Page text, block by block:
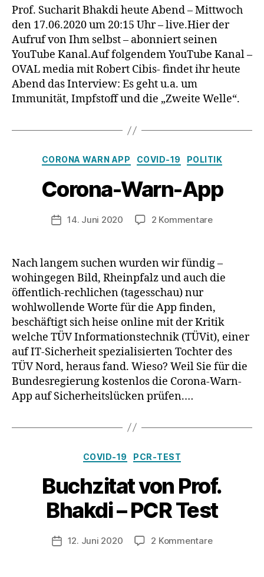
med.
Sucharit
Bhakdi
–
heute
17.
um
auf
Prof. Sucharit Bhakdi heute Abend – Mittwoch
den 17.06.2020 um 20:15 Uhr – live.Hier der
Aufruf von Ihm selbst – abonniert seinen
YouTube Kanal.Auf folgendem YouTube Kanal –
OVAL media mit Robert Cibis- findet ihr heute
Abend das Interview: Es geht u.a. um
Immunität, Impfstoff und die „Zweite Welle“.
Kategorien
CORONA WARN APP COVID-19 POLITIK
Corona-Warn-App
Veröffentlichungsdatum
14. Juni 2020 2 Kommentarezu
Nach langem suchen wurden wir fündig –
wohingegen Bild, Rheinpfalz und auch die
öffentlich-rechlichen (tagesschau) nur
wohlwollende Worte für die App finden,
beschäftigt sich heise online mit der Kritik
welche TÜV Informationstechnik (TÜVit), einer
auf IT-Sicherheit spezialisierten Tochter des
TÜV Nord, heraus fand. Wieso? Weil Sie für die
Bundesregierung kostenlos die Corona-Warn-
App auf Sicherheitslücken prüfen.…
Kategorien
COVID-19 PCR-TEST
Buchzitat von Prof.
Bhakdi – PCR Test
Veröffentlichungsdatum
12. Juni 2020 2 Kommentarezu